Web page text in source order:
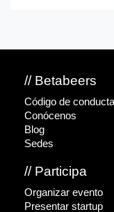
// Betabeers
Código de conducta
Conócenos
Blog
Sedes
// Participa
Organizar evento
Presentar startup